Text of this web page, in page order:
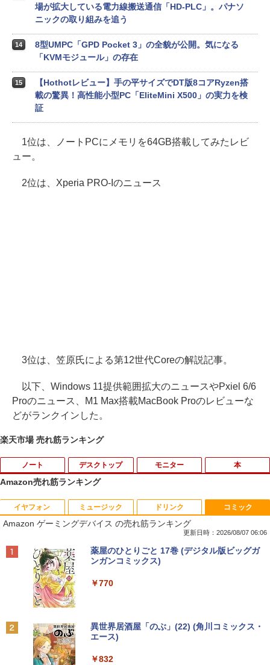
場が拡大している電力線搬送通信「HD-PLC」。パナソ
ニックの取り組みを追う
14
8型UMPC「GPD Pocket 3」の全貌が公開。気になる
「KVMモジュール」の存在
15
【Hothotレビュー】手の平サイズでDT版8コアRyzen搭
載の驚異！高性能小型PC「EliteMini X500」の実力を検
証
1位は、ノートPCにメモリを64GB搭載してみたレビ
ュー。
2位は、Xperia PRO-Iのニュース
3位は、笠原氏による第12世代Coreの解説記事。
以下、Windows 11提供範囲拡大のニュースやPxiel 6/6
Proのニュース、M1 Max搭載MacBook Proのレビューな
どがランクインした。
楽天市場 売れ筋ランキング
ノート
1
【★最大100%ポイント】【新生活応援・
2026】【Office 2019 H&B】NEC Versa
Pro/第4世代 Core i5/メモリ: 4GB/8GB/1
5.6型/USB 3.0/DVD/SDカードスロット/
Wi-Fi/Office/無線マウス/中古 パソコン/
【★最大100%ポイント】おまかせ 中古
バッテリー搭載 高速SSD128GB メモリ4
デスクトップ
1
＼★最大2555円OFFクーポン★／Dell 3
050Mini デスクトップパソコン 中古パソ
コン メモリ 4GB 新品 SSD 128G Windo
有線マウス 有線キーボード 無線LAN付
属 中古パソコン 中古PC 中古 デスクト
デスクトップパソコンDELL HP NEC 第
ター付き アウトレット 新品SSD最大1TB
モニター
1
AIREIXINGD モバイルモニター11.6イン
チ 超軽量450g 1920x1080P 非光沢IPSパ
ネルモバイルディスプレイ 自立型 VESA
小型モニター サブモニタ一 USB Type-C
ミニ…
￥8,460
モバイルモニター 15.6インチ InnoView
モバイルディスプレイ 自立型 1920*1080
薄型 軽量 持ち運び 壁掛けに対応 Switc
本
1
【中古】ナニワトモアレ【全28巻】完結
セット/南勝久【全巻セット】【中古】
￥25,500
九条の大罪（17） 【電子書籍】[ 真鍋昌
￥759
Amazon売れ筋ランキング
イヤフォン
Anker Soundcore P40i オフホワイト
Anker Soundcore P31i ブラック
ミュージック
BRUCE WAYNE feat. Flo Milli, ATL Jacob
[Explicit]
￥250
BRUCE WAYNE feat. Flo Milli, ATL Jacob
[Explicit]
￥250
ドリンク
【Amazon.co.jp限定】 い・ろ・は・す 2L P
ET ラベルレス ×8本
￥1,112
by Amazon 天然水 ラベルレス 500ml ×24本
富士山の天然水 バナジウム含有 水 ミネラル
ットル (Smart Basic)
コミック
Amazon ゲーミングデバイス の売れ筋ランキング
更新日時：2026/08/07 06:06
薬屋のひとりごと 17巻 (デジタル版ビッグガ
ンガンコミックス)
￥770
異世界居酒屋「のぶ」(22) (角川コミックス・
エース)
￥832